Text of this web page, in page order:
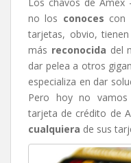
no los conoces con
tarjetas, obvio,
más reconocida del
dar pelea a otros
especializa en dar
Pero hoy no
tarjeta de crédito de
cualquiera de sus